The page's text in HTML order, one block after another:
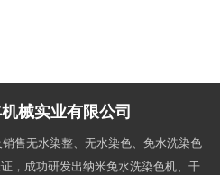
械实业有限公司
售无水染整、无水染色、免水洗染色
，成功研发出纳米免水洗染色机、干